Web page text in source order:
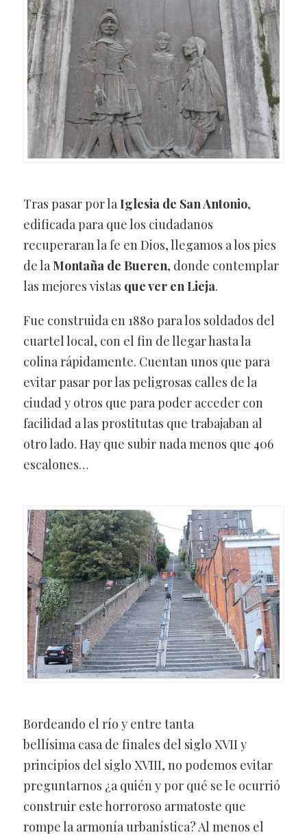
Tras pasar por laIglesia de San Antonio,
edificada para que los ciudadanos
recuperaran la fe en Dios, llegamos a los pies
de la Montaña de Bueren, donde contemplar
las mejores vistas que ver en Lieja.
Fue construida en 1880 para los soldados del
cuartel local, con el fin de llegar hasta la
colina rápidamente. Cuentan unos que para
evitar pasar por las peligrosas calles de la
ciudad y otros que para poder acceder con
facilidad a las prostitutas que trabajaban al
otro lado. Hay que subir nada menos que 406
escalones…
Bordeando el río y entre tanta
bellísima casa de finales del siglo XVII y
principios del siglo XVIII, no podemos evitar
preguntarnos ¿a quién y por qué se le ocurrió
construir este horroroso armatoste que
rompe la armonía urbanística? Al menos el